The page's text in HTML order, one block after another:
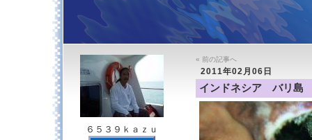
« 前の記事へ
2011年02月06日
インドネシア バリ島
６５３９ｋａｚｕ